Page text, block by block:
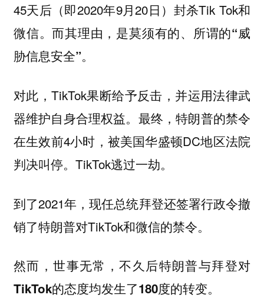
45天后（即2020年9月20日）封杀Tik Tok和
微信。而其理由，是莫须有的、所谓的“威
胁信息安全”。
对此，TikTok果断给予反击，并运用法律武
器维护自身合理权益。最终，特朗普的禁令
在生效前4小时，被美国华盛顿DC地区法院
判决叫停。TikTok逃过一劫。
到了2021年，现任总统拜登还签署行政令撤
销了特朗普对TikTok和微信的禁令。
然而，世事无常，不久后特朗普与拜登对
TikTok的态度均发生了180度的转变。